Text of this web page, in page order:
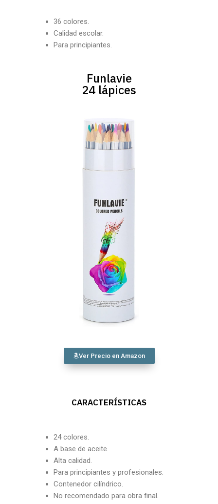
36 colores.
Calidad escolar.
Para principiantes.
Funlavie
24 lápices
Ver Precio en Amazon
CARACTERÍSTICAS
24 colores.
A base de aceite.
Alta calidad.
Para principiantes y profesionales.
Contenedor cilíndrico.
No recomendado para obra final.